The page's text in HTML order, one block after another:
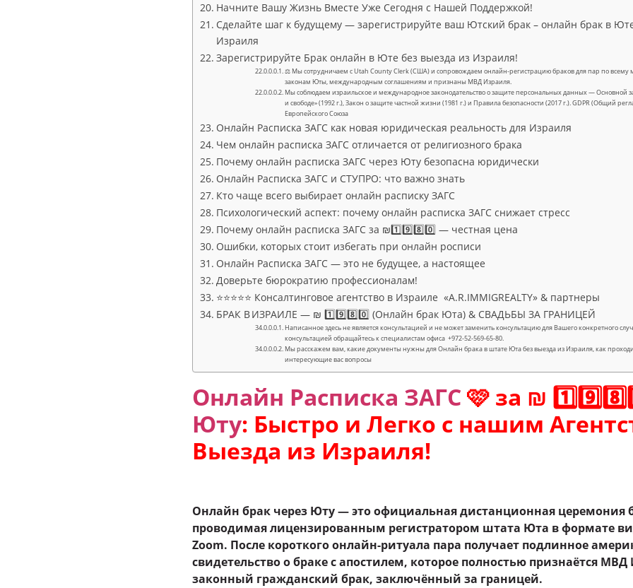
Начните Вашу Жизнь Вместе Уже Сегодня с Нашей Поддержкой!
Сделайте шаг к будущему — зарегистрируйте ваш Ютский брак – онлайн брак в
Израиля
Зарегистрируйте Брак онлайн в Юте без выезда из Израиля!
⚖ Мы сотрудничаем с Utah County Clerk (США) и сопровождаем онлайн-регистрацию браков для пар по всему
законам Юты, международным соглашениям и признаны МВД Израиля.
Мы соблюдаем израильское и международное законодательство о защите персональных данных — Основной
и свободе» (1992 г.), Закон о защите частной жизни (1981 г.) и Правила безопасности (2017 г.). GDPR (Общий
Европейского Союза
Онлайн Расписка ЗАГС как новая юридическая реальность для Израиля
Чем онлайн расписка ЗАГС отличается от религиозного брака
Почему онлайн расписка ЗАГС через Юту безопасна юридически
Онлайн Расписка ЗАГС и СТУПРО: что важно знать
Кто чаще всего выбирает онлайн расписку ЗАГС
Психологический аспект: почему онлайн расписка ЗАГС снижает стресс
Почему онлайн расписка ЗАГС за ₪1️⃣9️⃣8️⃣0️⃣ — честная цена
Ошибки, которых стоит избегать при онлайн росписи
Онлайн Расписка ЗАГС — это не будущее, а настоящее
Доверьте бюрократию профессионалам!
⭐⭐⭐⭐⭐ Консалтинговое агентство в Израиле «A.R.IMMIGREALTY» & партнеры
БРАК В ИЗРАИЛЕ — ₪ 1️⃣9️⃣8️⃣0️⃣ (Онлайн брак Юта) & СВАДЬБЫ ЗА ГРАНИЦЕЙ
Написанное здесь не является консультацией и не может заменить консультацию для Вашего конкретного
консультацией обращайтесь к специалистам офиса +972-52-569-65-80.
Мы расскажем вам, какие документы нужны для Онлайн брака в штате Юта без выезда из Израиля, как
интересующие вас вопросы
Онлайн Расписка ЗАГС 🩷 за ₪
Юту: Быстро и Легко с нашим
Выезда из Израиля!
Онлайн брак через Юту — это официальная дистанционная церемония
проводимая лицензированным регистратором штата Юта в формате
Zoom. После короткого онлайн-ритуала пара получает подлинное
свидетельство о браке с апостилем, которое полностью признаётся
законный гражданский брак, заключённый за границей.